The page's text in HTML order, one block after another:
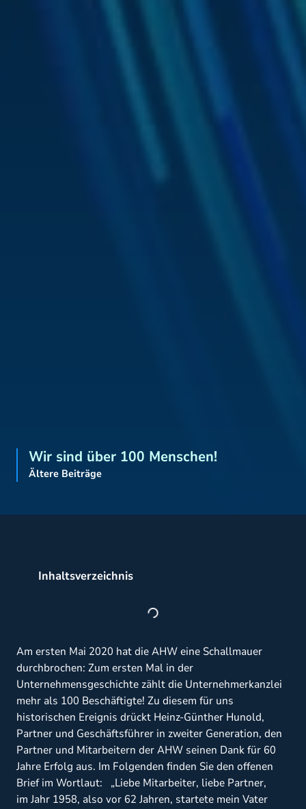
Wir sind über 100 Menschen!
Ältere Beiträge
Inhaltsverzeichnis
Am ersten Mai 2020 hat die AHW eine Schallmauer
durchbrochen: Zum ersten Mal in der
Unternehmensgeschichte zählt die Unternehmerkanzlei
mehr als 100 Beschäftigte! Zu diesem für uns
historischen Ereignis drückt Heinz-Günther Hunold,
Partner und Geschäftsführer in zweiter Generation, den
Partner und Mitarbeitern der AHW seinen Dank für 60
Jahre Erfolg aus. Im Folgenden finden Sie den offenen
Brief im Wortlaut: „Liebe Mitarbeiter, liebe Partner,
im Jahr 1958, also vor 62 Jahren, startete mein Vater